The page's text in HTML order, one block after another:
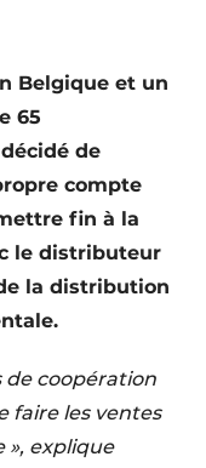
Belgique et un
65
de
compte
fin à la
le distributeur
la distribution
de coopération
faire les ventes
», explique